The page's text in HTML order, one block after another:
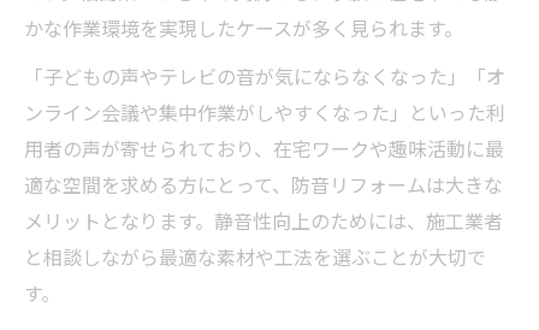
かな作業環境を実現したケースが多く見られます。
「子どもの声やテレビの音が気にならなくなった」「オ
ンライン会議や集中作業がしやすくなった」といった利
用者の声が寄せられており、在宅ワークや趣味活動に最
適な空間を求める方にとって、防音リフォームは大きな
メリットとなります。静音性向上のためには、施工業者
と相談しながら最適な素材や工法を選ぶことが大切で
す。